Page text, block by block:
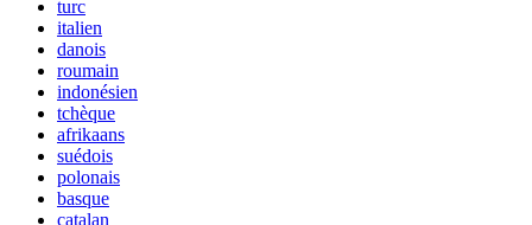
turc
italien
danois
roumain
indonésien
tchèque
afrikaans
suédois
polonais
basque
catalan